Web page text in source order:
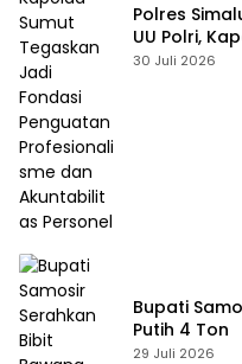
Polres
UU Polri,
Fondasi
30 Juli 2026
Bupati
Putih 4 Ton
29 Juli 2026